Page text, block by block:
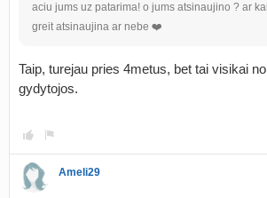
aciu jums uz patarima! o jums atsinaujino ? ar
greit atsinaujina ar nebe ❤️
Taip, turejau pries 4metus, bet tai visikai
gydytojos.
Ameli29